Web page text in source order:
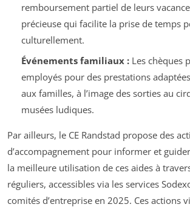
remboursement partiel de leurs
précieuse qui facilite la prise de temps
culturellement.
Événements familiaux :Les chèques
employés pour des prestations
aux familles, à l’image des sorties au
musées ludiques.
Par ailleurs, le CE Randstad propose des
d’accompagnement pour informer et
la meilleure utilisation de ces aides à
réguliers, accessibles via les services
comités d’entreprise en 2025. Ces actions